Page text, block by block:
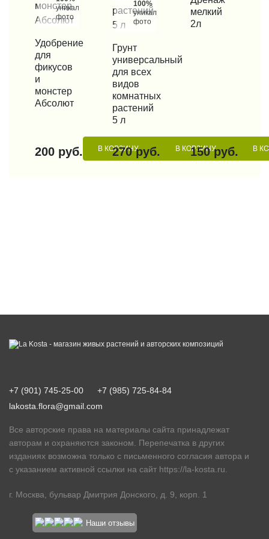
уникальные
фото
КУПИТЬ В 1 КЛИК
Удобрение
для
фикусов
и
монстер
Абсолют
200 руб. В КОРЗИНУ
100%
уникальные
фото
КУПИТЬ В 1 КЛИК
Грунт
универсальный
для всех
видов
комнатных
растений
5 л
270 руб. В КОРЗИНУ
мелкий
2л
150 руб. В
+7 (901) 745-25-00
+7 (985) 725-84-84
lakosta.flora@gmail.com
Все авторские права на материалы сайта принадлежат
авторам и охраняются законом. Перепечатка в других
изданиях возможна только с письменного согласия автора и
с указанием активной ссылки на сайт https://la-kosta.ru
г. Москва, бульвар Дмитрия Донского, д. 9, корп. 1
Наши отзывы